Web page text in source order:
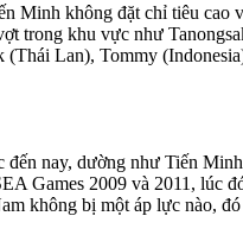
Minh không đặt chỉ tiêu cao
trong khu vực như
(Thái Lan), Tommy
đến nay, dường như Tiến
Games 2009 và 2011, lúc
không bị một áp lực nào,